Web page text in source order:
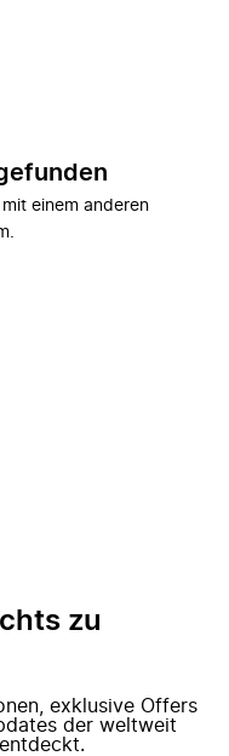
einem anderen
zu
exklusive Offers
der weltweit